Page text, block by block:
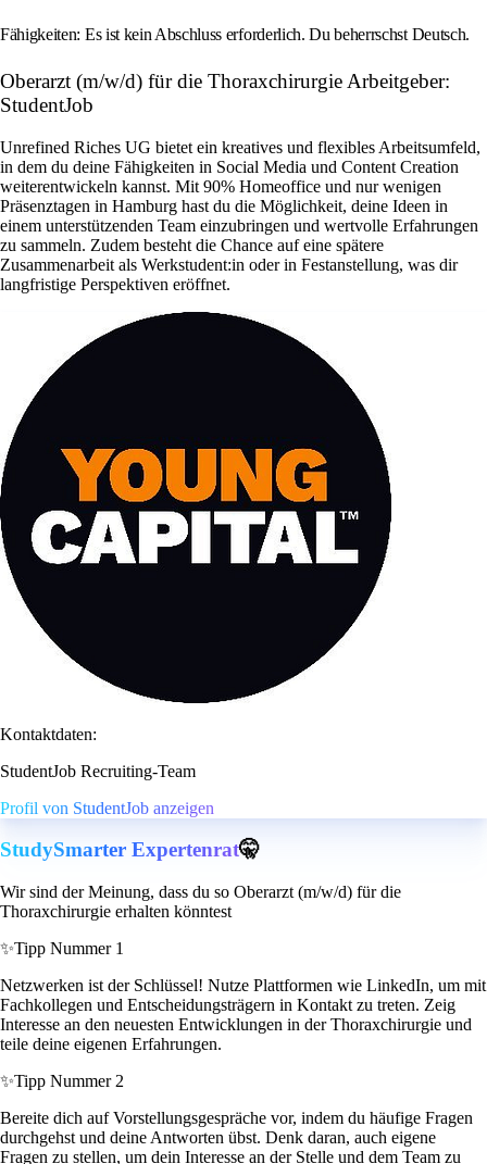
Fähigkeiten: Es ist kein Abschluss erforderlich. Du beherrschst Deutsch.
Oberarzt (m/w/d) für die Thoraxchirurgie Arbeitgeber:
StudentJob
Unrefined Riches UG bietet ein kreatives und flexibles Arbeitsumfeld,
in dem du deine Fähigkeiten in Social Media und Content Creation
weiterentwickeln kannst. Mit 90% Homeoffice und nur wenigen
Präsenztagen in Hamburg hast du die Möglichkeit, deine Ideen in
einem unterstützenden Team einzubringen und wertvolle Erfahrungen
zu sammeln. Zudem besteht die Chance auf eine spätere
Zusammenarbeit als Werkstudent:in oder in Festanstellung, was dir
langfristige Perspektiven eröffnet.
Kontaktdaten:
StudentJob Recruiting-Team
Profil von StudentJob anzeigen
StudySmarter Expertenrat🤫
Wir sind der Meinung, dass du so Oberarzt (m/w/d) für die
Thoraxchirurgie erhalten könntest
✨Tipp Nummer 1
Netzwerken ist der Schlüssel! Nutze Plattformen wie LinkedIn, um mit
Fachkollegen und Entscheidungsträgern in Kontakt zu treten. Zeig
Interesse an den neuesten Entwicklungen in der Thoraxchirurgie und
teile deine eigenen Erfahrungen.
✨Tipp Nummer 2
Bereite dich auf Vorstellungsgespräche vor, indem du häufige Fragen
durchgehst und deine Antworten übst. Denk daran, auch eigene
Fragen zu stellen, um dein Interesse an der Stelle und dem Team zu